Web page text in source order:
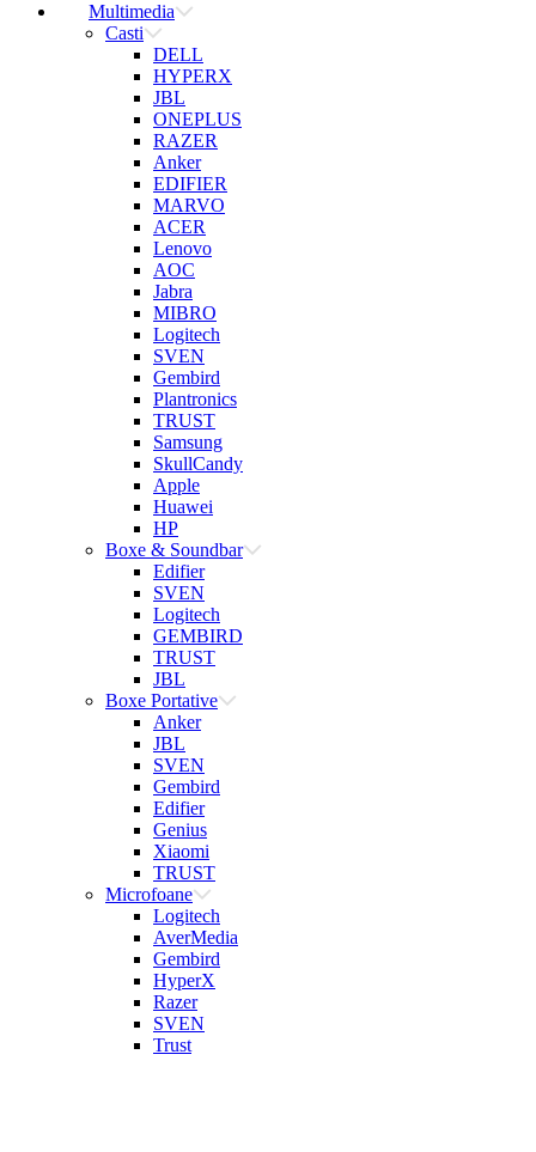
Multimedia
Casti
DELL
HYPERX
JBL
ONEPLUS
RAZER
Anker
EDIFIER
MARVO
ACER
Lenovo
AOC
Jabra
MIBRO
Logitech
SVEN
Gembird
Plantronics
TRUST
Samsung
SkullCandy
Apple
Huawei
HP
Boxe & Soundbar
Edifier
SVEN
Logitech
GEMBIRD
TRUST
JBL
Boxe Portative
Anker
JBL
SVEN
Gembird
Edifier
Genius
Xiaomi
TRUST
Microfoane
Logitech
AverMedia
Gembird
HyperX
Razer
SVEN
Trust